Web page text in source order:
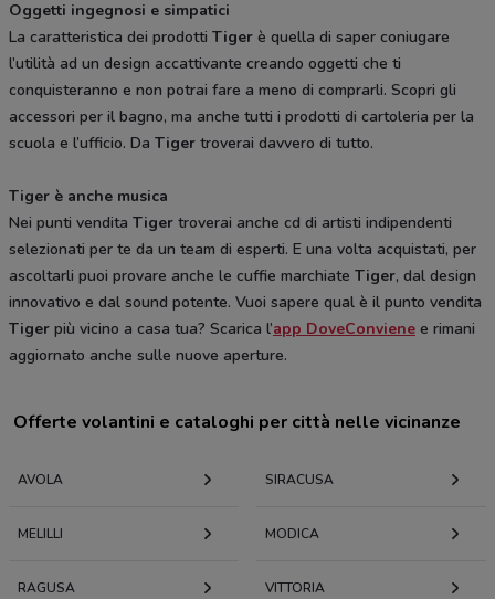
Oggetti ingegnosi e simpatici
La caratteristica dei prodotti Tiger è quella di saper coniugare
l’utilità ad un design accattivante creando oggetti che ti
conquisteranno e non potrai fare a meno di comprarli. Scopri gli
accessori per il bagno, ma anche tutti i prodotti di cartoleria per la
scuola e l’ufficio. Da Tiger troverai davvero di tutto.
Tiger è anche musica
Nei punti vendita Tiger troverai anche cd di artisti indipendenti
selezionati per te da un team di esperti. E una volta acquistati, per
ascoltarli puoi provare anche le cuffie marchiate Tiger, dal design
innovativo e dal sound potente. Vuoi sapere qual è il punto vendita
Tiger più vicino a casa tua? Scarica l’app DoveConviene e rimani
aggiornato anche sulle nuove aperture.
Offerte volantini e cataloghi per città nelle vicinanze
AVOLA SIRACUSA
MELILLI MODICA
RAGUSA VITTORIA